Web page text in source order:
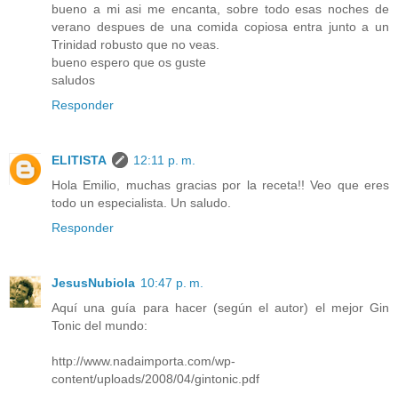
bueno a mi asi me encanta, sobre todo esas noches de
verano despues de una comida copiosa entra junto a un
Trinidad robusto que no veas.
bueno espero que os guste
saludos
Responder
ELITISTA
12:11 p. m.
Hola Emilio, muchas gracias por la receta!! Veo que eres
todo un especialista. Un saludo.
Responder
JesusNubiola 10:47 p. m.
Aquí una guía para hacer (según el autor) el mejor Gin
Tonic del mundo:
http://www.nadaimporta.com/wp-
content/uploads/2008/04/gintonic.pdf